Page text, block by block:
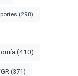
(298)
(410)
(371)